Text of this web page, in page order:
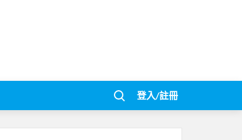
登入/註冊